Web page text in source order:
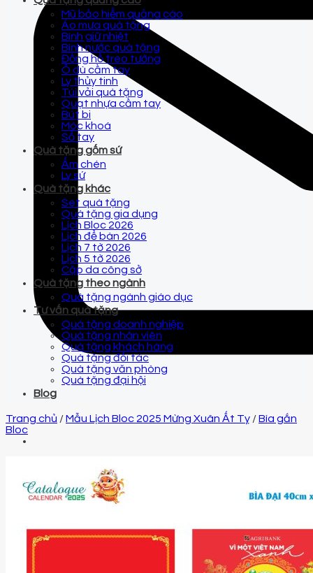
qtquangvu@gmail.com
Mũ bảo hiểm quảng cáo
Áo mưa quà tặng
Bình giữ nhiệt
Bình nước quà tặng
Đồng hồ treo tường
Ô dù cầm tay
Ly thủy tinh
Túi vải quà tặng
Quạt nhựa cầm tay
Bút bi
Móc khoá
Sổ tay
Quà tặng gốm sứ
Ấm chén
Ly sứ
Quà tặng khác
Set quà tặng
Quà tặng gia dụng
Lịch Bloc 2026
Lịch để bàn 2026
Lịch 7 tờ 2026
Lịch 5 tờ 2026
Cặp da công sở
Quà tặng theo ngành
Quà tặng ngành giáo dục
Tư vấn quà tặng
Quà tặng doanh nghiệp
Quà tặng nhân viên
Quà tặng khách hàng
Quà tặng đối tác
Quà tặng văn phòng
Quà tặng đại hội
Blog
Trang chủ /Mẫu Lịch Bloc 2025 Mừng Xuân Ất Tỵ /Bìa gắn
Bloc